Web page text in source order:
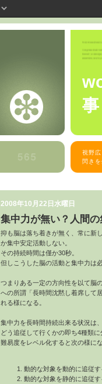
事
視野
閃き
2008年10月22日水曜日
集中力が無い？人間
抑も脳は落ち着きが無く、常に新
か集中安定活動しない。
その持続時間は僅か30秒。
但しこうした脳の活動と集中力は
つまりある一定の方向性を以て脳
への所謂「長時間沈黙し着席して
れる様になる。
集中力を長時間持続出来る状況は
どう追従して行くかの即ち4種類に
難易度をレベル化すると次の様にな
動的な対象を動的に追従す
動的な対象を静的に追従す